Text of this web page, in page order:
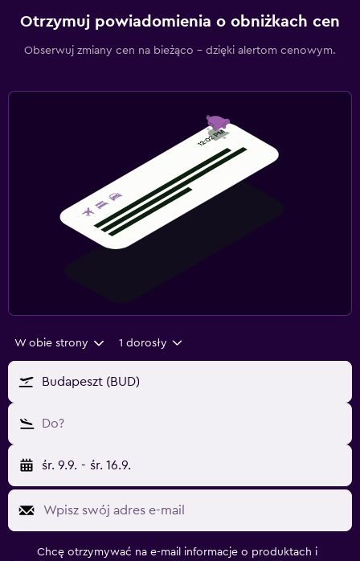
Otrzymuj powiadomienia o obniżkach cen
Obserwuj zmiany cen na bieżąco – dzięki alertom cenowym.
W obie strony 1 dorosły
Budapeszt (BUD)
Do?
śr. 9.9. - śr. 16.9.
Chcę otrzymywać na e-mail informacje o produktach i